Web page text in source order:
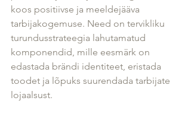
koos positiivse ja meeldejääva
tarbijakogemuse. Need on tervikliku
turundusstrateegia lahutamatud
komponendid, mille eesmärk on
edastada brändi identiteet, eristada
toodet ja lõpuks suurendada tarbijate
lojaalsust.